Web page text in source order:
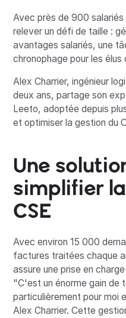
Avec près de 900
relever un défi de taille :
avantages salariés, une
chronophage pour les élus
Alex Charrier, ingénieur
deux ans, partage son
Leeto, adoptée depuis
et optimiser la gestion du
Une
simplifier
CSE
Avec environ 15 000
factures traitées chaque
assure une prise en
"C'est un énorme gain de
particulièrement pour moi
Alex Charrier. Cette